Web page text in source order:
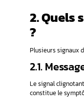
possibles d’une
antidémarrage